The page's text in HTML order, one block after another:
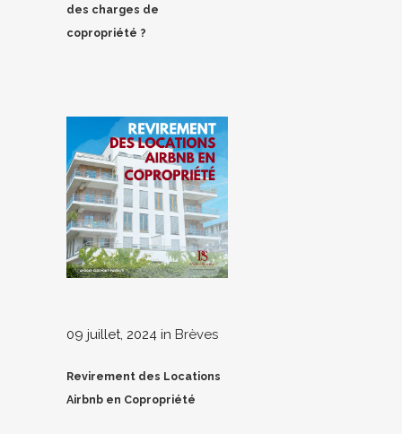
des charges de
copropriété ?
09 juillet, 2024 in Brèves
Revirement des Locations
Airbnb en Copropriété